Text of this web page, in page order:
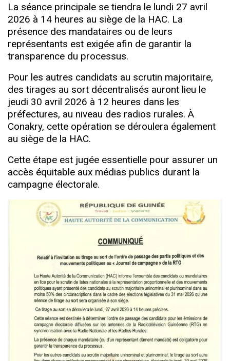
La séance principale se tiendra le lundi 27 avril
2026 à 14 heures au siège de la HAC. La
présence des mandataires ou de leurs
représentants est exigée afin de garantir la
transparence du processus.
Pour les autres candidats au scrutin majoritaire,
des tirages au sort décentralisés auront lieu le
jeudi 30 avril 2026 à 12 heures dans les
préfectures, au niveau des radios rurales. À
Conakry, cette opération se déroulera également
au siège de la HAC.
Cette étape est jugée essentielle pour assurer un
accès équitable aux médias publics durant la
campagne électorale.